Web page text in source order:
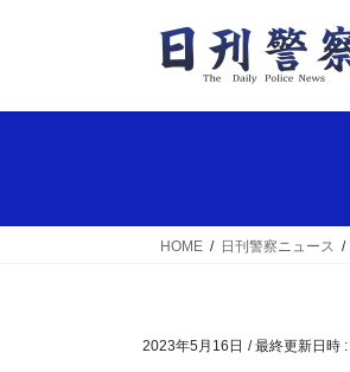
HOME 日刊警察ニュース
2023年5月16日 / 最終更新日時 :